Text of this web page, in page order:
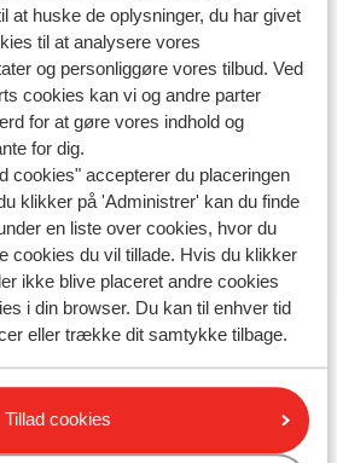
at huske de oplysninger, du har givet
til at analysere vores
og personliggøre vores tilbud. Ved
cookies kan vi og andre parter
for at gøre vores indhold og
for dig.
cookies" accepterer du placeringen
klikker på 'Administrer' kan du finde
en liste over cookies, hvor du
cookies du vil tillade. Hvis du klikker
ikke blive placeret andre cookies
i din browser. Du kan til enhver tid
eller trække dit samtykke tilbage.
Tillad cookies
kan importere til Danmark?
svaret?
WhatsApp til telefonnummer